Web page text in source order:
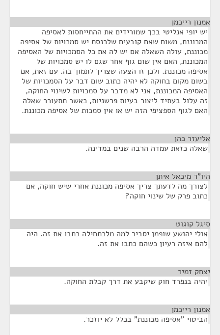
אמנון רייכמן
יש יופי אנליטי בכך שמורידים את ההתייחסות לאסיפה
המכוננת, משום שאם קובעים שלכנסת יש סמכויות של אסיפה
מכוננת, עולה השאלה אם יש לה את כל הסמכויות של האסיפה
המכוננת, האם אין שום גוף אחר שגם לו יש סמכויות של
אסיפה מכוננת. ולכן זו הצעה שצריך לתמוך בה. עם זאת, אם
בשום מקום בחוקה לא יהיה כתוב שום דבר על הסמכויות של
האסיפה המכוננת, אני לא מדבר על סמכויות לשינוי החוקה,
זה עלול בעתיד ליצור בעיות פרשניות, כאשר תתעורר שאלה
האם לגוף הספציפי הזה יש או אין סמכות של אסיפה מכוננת.
אליעזר כהן
שאלה כזאת עמדה הרבה שנים במדינה.
היו"ר מיכאל איתן
לצורך מה לדעתך צריך אסיפה מכוננת אחרי שיש חוקה, אם
כתוב פרק של שינוי חוקה?
סיגל קוגוט
אולי יהושע שופמן יסביר למה מלכתחילה כתבו את זה. היה
להם איזה רעיון כשהם כתבו את זה.
יצחק זמיר
יהיה בנפרד חוק שיקבע את דרך קבלת החוקה.
אמנון רייכמן
הביטוי "אסיפה מכוננת" בכלל לא יוזכר.